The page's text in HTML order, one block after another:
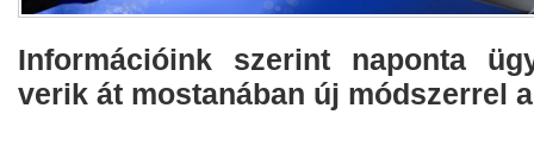
​Információink szerint naponta
verik át mostanában új módszerrel